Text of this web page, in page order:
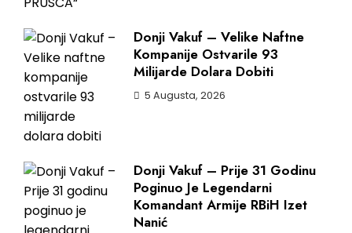
Donji Vakuf – Velike Naftne
Kompanije Ostvarile 93
Milijarde Dolara Dobiti
5 Augusta, 2026
Donji Vakuf – Prije 31 Godinu
Poginuo Je Legendarni
Komandant Armije RBiH Izet
Nanić